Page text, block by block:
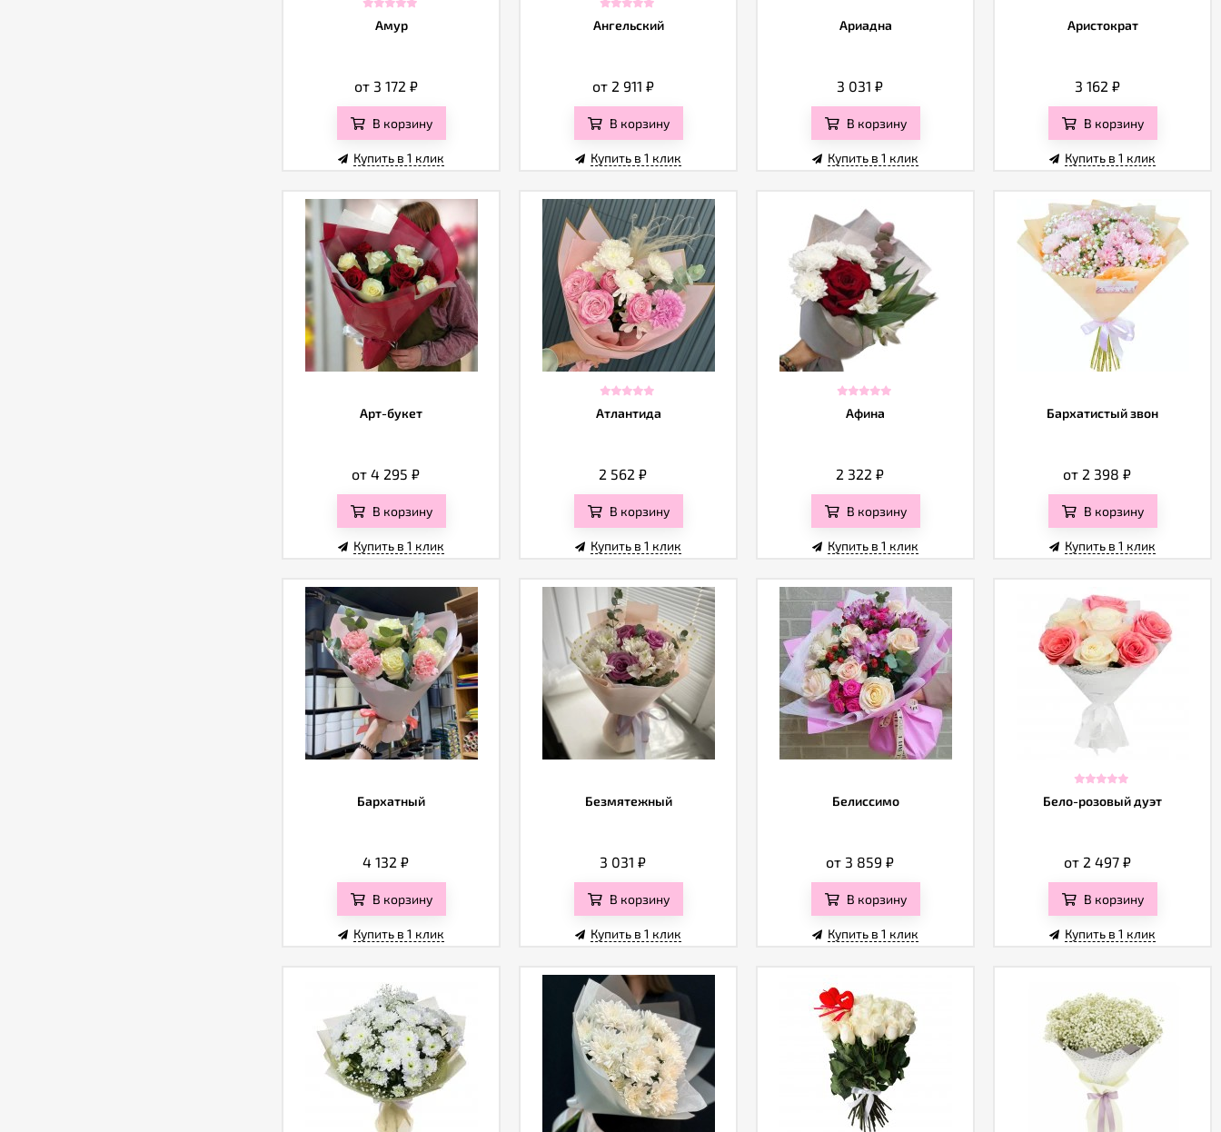
Амур
от 3 172 ₽
В корзину
Купить в 1 клик
Ангельский
от 2 911 ₽
В корзину
Купить в 1 клик
Ариадна
3 031 ₽
В корзину
Купить в 1 клик
Аристократ
3 162 ₽
В корзину
Купить в 1 клик
Арт-букет
от 4 295 ₽
В корзину
Купить в 1 клик
Атлантида
2 562 ₽
В корзину
Купить в 1 клик
Афина
2 322 ₽
В корзину
Купить в 1 клик
Бархатистый звон
от 2 398 ₽
В корзину
Купить в 1 клик
Бархатный
4 132 ₽
В корзину
Купить в 1 клик
Безмятежный
3 031 ₽
В корзину
Купить в 1 клик
Белиссимо
от 3 859 ₽
В корзину
Купить в 1 клик
Бело-розовый дуэт
от 2 497 ₽
В корзину
Купить в 1 клик